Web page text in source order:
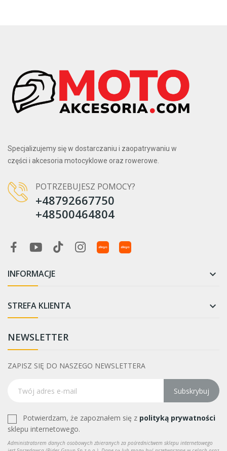
Specjalizujemy się w dostarczaniu i zaopatrywaniu w
części i akcesoria motocyklowe oraz rowerowe.
POTRZEBUJESZ POMOCY?
+48792667750
+48500464804
INFORMACJE 
STREFA KLIENTA 
NEWSLETTER
ZAPISZ SIĘ DO NASZEGO NEWSLETTERA
Subskrybuj
Potwierdzam, że zapoznałem się z polityką prywatności
sklepu internetowego.
Administratorem danych osobowych zbieranych za pośrednictwem sklepu internetowego